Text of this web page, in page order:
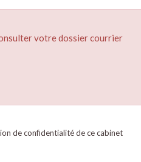
votre dossier courrier
de confidentialité de ce cabinet